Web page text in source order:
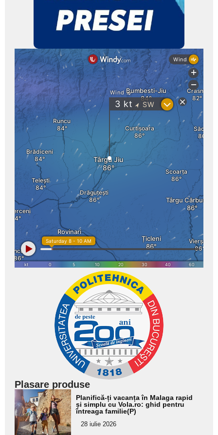
Plasare produse
Adaugă
aici textul
pentru
subtitlu
Planifică-ți vacanța în Malaga rapid
și simplu cu Vola.ro: ghid pentru
întreaga familie(P)
28 iulie 2026